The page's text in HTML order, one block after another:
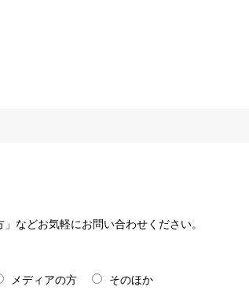
などお気軽にお問い合わせください。
メディアの方
そのほか